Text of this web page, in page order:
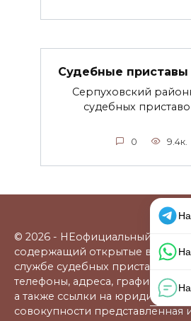
Судебные приставы
Серпуховский
судебных
0 9.4к.
© 2026 - НЕофициальный
содержащий открытые
службе судебных приставов:
телефоны, адреса, графики
а также ссылки на
совокупности представленная